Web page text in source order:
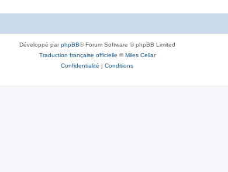
Développé parphpBB® Forum Software © phpBB Limited
Traduction française officielle ©Miles Cellar
Confidentialité | Conditions